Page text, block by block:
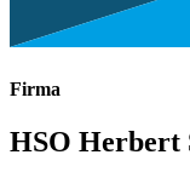
Firma
HSO Herbert